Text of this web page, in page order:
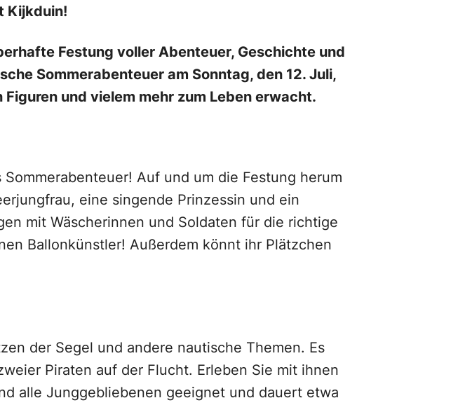
Kijkduin!
Festung voller Abenteuer, Geschichte und
Sommerabenteuer am Sonntag, den 12. Juli,
und vielem mehr zum Leben erwacht.
Auf und um die Festung herum
eine singende Prinzessin und ein
mit Wäscherinnen und Soldaten für die richtige
Ballonkünstler! Außerdem könnt ihr Plätzchen
der Segel und andere nautische Themen. Es
Piraten auf der Flucht. Erleben Sie mit ihnen
alle Junggebliebenen geeignet und dauert etwa